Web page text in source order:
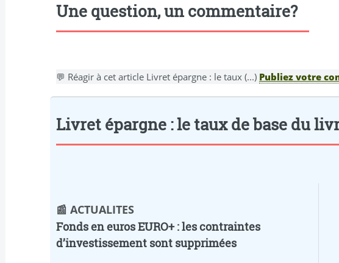
Une question, un commentaire?
💬 Réagir à cet article Livret épargne : le taux (...) Publiez votre
Livret épargne : le taux de base du
📰 ACTUALITES
Fonds en euros EURO+ : les contraintes
d’investissement sont supprimées